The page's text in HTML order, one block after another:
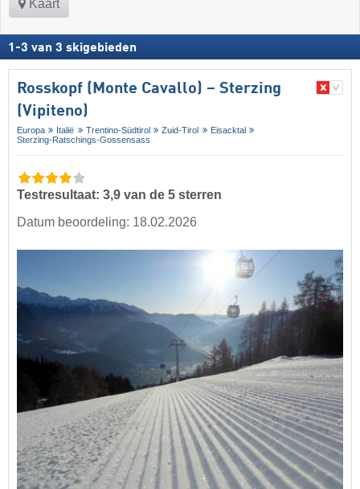
Kaart
1 -3 van 3 skigebieden
Rosskopf (Monte Cavallo) – Sterzing
(Vipiteno)
Europa Italië Trentino-Südtirol Zuid-Tirol
Eisacktal
Sterzing-Ratschings-Gossensass
Testresultaat: 3,9 van de 5 sterren
Datum beoordeling: 18.02.2026